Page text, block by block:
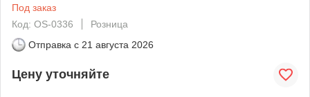
Под заказ
Код: OS-0336
Розница
Отправка с 21 августа 2026
Цену уточняйте